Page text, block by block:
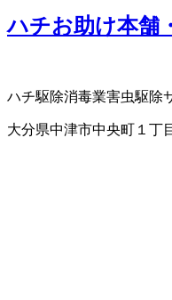
ハチお助け本舗
ハチ駆除消毒業害虫駆除
大分県中津市中央町１丁